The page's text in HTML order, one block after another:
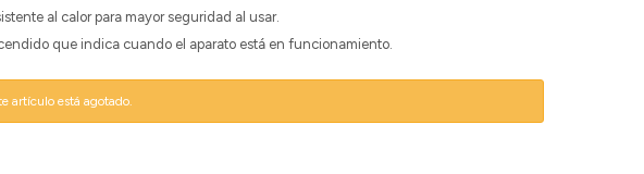
al calor para mayor seguridad al usar.
que indica cuando el aparato está en funcionamiento.
artículo está agotado.